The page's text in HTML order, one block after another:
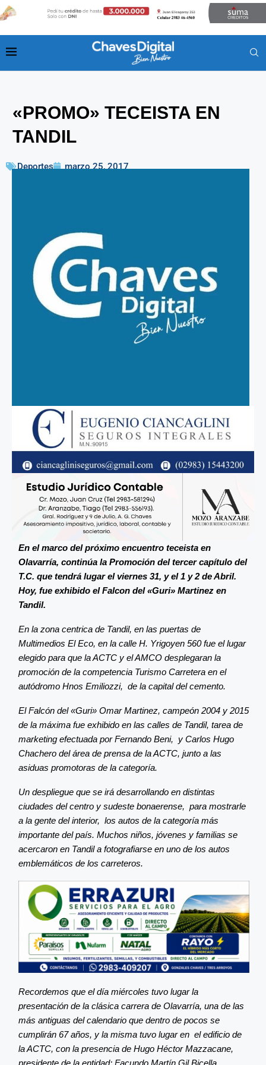
«PROMO» TECEISTA EN
TANDIL
Deportes marzo 25, 2017
En el marco del próximo encuentro teceista en
Olavarría, continúa la Promoción del tercer capítulo del
T.C. que tendrá lugar el viernes 31, y el 1 y 2 de Abril.
Hoy, fue exhibido el Falcon del «Guri» Martinez en
Tandil.
En la zona centrica de Tandil, en las puertas de
Multimedios El Eco, en la calle H. Yrigoyen 560 fue el lugar
elegido para que la ACTC y el AMCO desplegaran la
promoción de la competencia Turismo Carretera en el
autódromo Hnos Emiliozzi, de la capital del cemento.
El Falcón del «Guri» Omar Martinez, campeón 2004 y 2015
de la máxima fue exhibido en las calles de Tandil, tarea de
marketing efectuada por Fernando Beni, y Carlos Hugo
Chachero del área de prensa de la ACTC, junto a las
asiduas promotoras de la categoría.
Un despliegue que se irá desarrollando en distintas
ciudades del centro y sudeste bonaerense, para mostrarle
a la gente del interior, los autos de la categoría más
importante del país. Muchos niños, jóvenes y familias se
acercaron en Tandil a fotografiarse en uno de los autos
emblemáticos de los carreteros.
Recordemos que el día miércoles tuvo lugar la
presentación de la clásica carrera de Olavarría, una de las
más antiguas del calendario que dentro de pocos se
cumplirán 67 años, y la misma tuvo lugar en el edificio de
la ACTC, con la presencia de Hugo Héctor Mazzacane,
presidente de la entidad; Facundo Martín Gil Bicella,